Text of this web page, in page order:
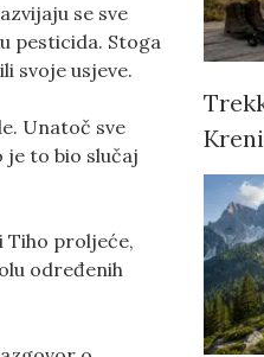
se sve
pesticida. Stoga
svoje usjeve.
Unatoč sve
je to bio slučaj
Tiho proljeće,
određenih